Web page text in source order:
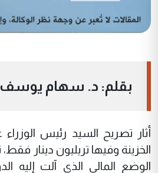
بقلم: د. سهام يوسف
أثار تصريح السيد رئيس الوزراء
الخزينة وفيها تريليون دينار
الوضع المالي الذي آلت إليه